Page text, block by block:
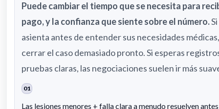
Puede cambiar el tiempo que se necesita para
pago, y la confianza que siente sobre el número.
asienta antes de entender sus necesidades
cerrar el caso demasiado pronto. Si esperas
pruebas claras, las negociaciones suelen ir más
01
Las lesiones menores + falla clara a menudo resuelven